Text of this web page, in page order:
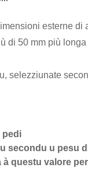
esterne di
di 50 mm più
selezziunate
pedi
secondu u pesu
questu valore